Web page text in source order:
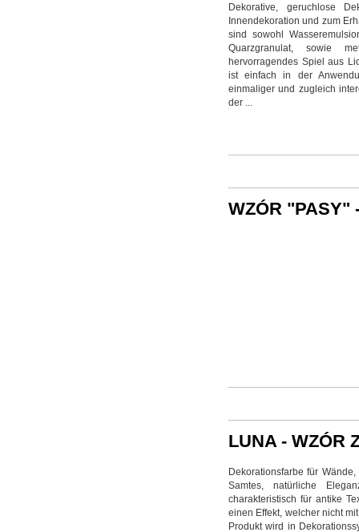
Dekorative, geruchlose
Innendekoration und zum
sind sowohl
Quarzgranulat, sowie
hervorragendes Spiel aus
ist einfach in der
einmaliger und zugleich
der ...
WZÓR "PASY"
LUNA - WZÓR
Dekorationsfarbe für
Samtes, natürliche
charakteristisch für antike
einen Effekt, welcher nicht
Produkt wird in